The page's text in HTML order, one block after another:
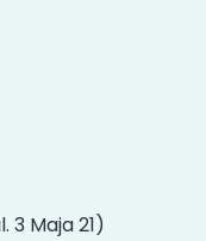
3 Maja 21)